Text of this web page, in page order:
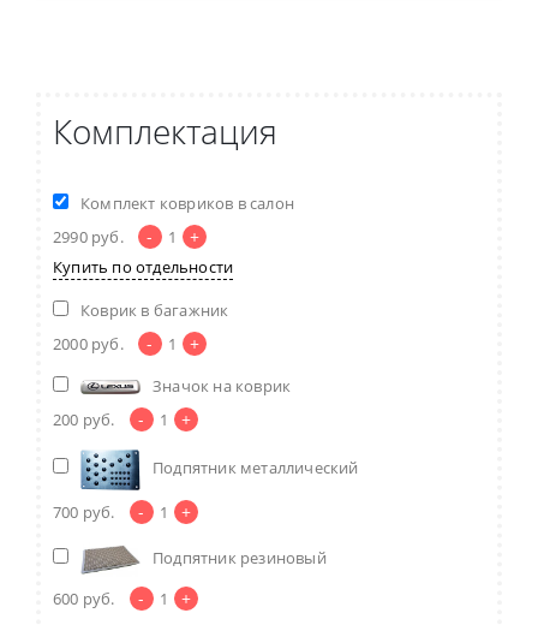
Комплектация
Комплект ковриков в салон
2990 руб. - 1 +
Купить по отдельности
Коврик в багажник
2000 руб. - 1 +
Значок на коврик
200 руб. - 1 +
Подпятник металлический
700 руб. - 1 +
Подпятник резиновый
600 руб. - 1 +